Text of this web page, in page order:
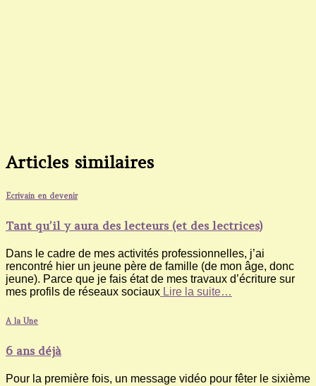
Articles similaires
Ecrivain en devenir
Tant qu’il y aura des lecteurs (et des lectrices)
Dans le cadre de mes activités professionnelles, j’ai
rencontré hier un jeune père de famille (de mon âge, donc
jeune). Parce que je fais état de mes travaux d’écriture sur
mes profils de réseaux sociaux Lire la suite…
A la Une
6 ans déjà
Pour la première fois, un message vidéo pour fêter le sixième